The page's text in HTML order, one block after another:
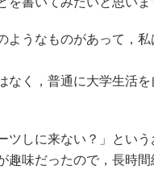
ようなものがあって，
なく，普通に大学生活
しに来ない？」という
趣味だったので，長時